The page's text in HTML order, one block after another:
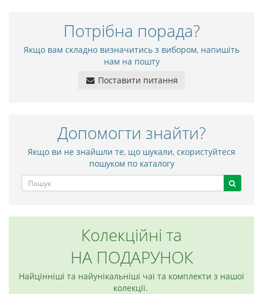
Потрібна порада?
Якщо вам складно визначитись з вибором, напишіть
нам на пошту
Поставити питання
Допомогти знайти?
Якщо ви не знайшли те, що шукали, скористуйтеся
пошуком по каталогу
Колекційні та
НА ПОДАРУНОК
Найцінніші та найунікальніші чаї та комплекти з нашої
колекції.